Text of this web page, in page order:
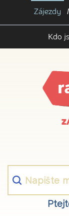
Zájezdy
Kdo